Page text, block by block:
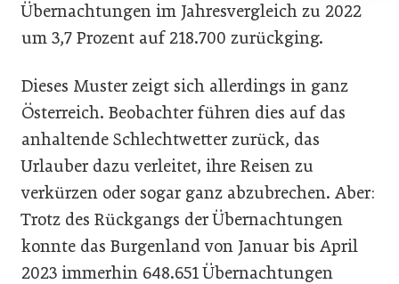
Übernachtungen im Jahresvergleich zu 2022
um 3,7 Prozent auf 218.700 zurückging.
Dieses Muster zeigt sich allerdings in ganz
Österreich. Beobachter führen dies auf das
anhaltende Schlechtwetter zurück, das
Urlauber dazu verleitet, ihre Reisen zu
verkürzen oder sogar ganz abzubrechen. Aber:
Trotz des Rückgangs der Übernachtungen
konnte das Burgenland von Januar bis April
2023 immerhin 648.651 Übernachtungen